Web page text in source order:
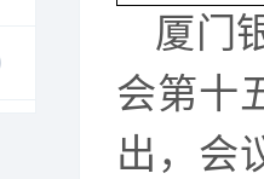
厦门
会第十
出，会